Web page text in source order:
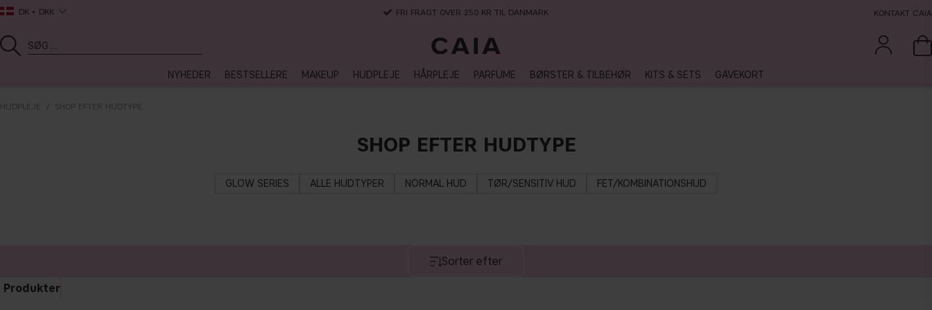
DK DKK FRI FRAGT OVER 250 KR TIL DANMARK KONTAKT CAIA
NYHEDER BESTSELLERE MAKEUP HUDPLEJE HÅRPLEJE PARFUME BØRSTER & TILBEHØR KITS & SETS GAVEKORT
HUDPLEJE SHOP EFTER HUDTYPE
SHOP EFTER HUDTYPE
GLOW SERIES ALLE HUDTYPER NORMAL HUD TØR/SENSITIV HUD FET/KOMBINATIONSHUD
Sorter efter
Produkter